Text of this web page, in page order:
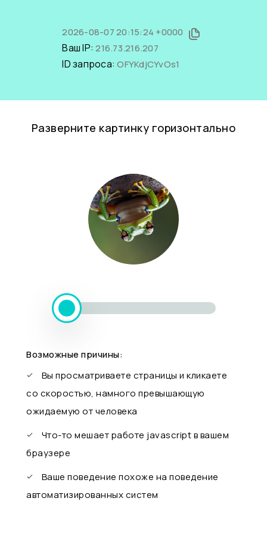
2026-08-07 20:15:24 +0000
Ваш IP:216.73.216.207
ID запроса:OFYKdjCYvOs1
Разверните картинку горизонтально
Возможные причины:
Вы просматриваете страницы и кликаете
со скоростью, намного превышающую
ожидаемую от человека
Что-то мешает работе javascript в вашем
браузере
Ваше поведение похоже на поведение
автоматизированных систем